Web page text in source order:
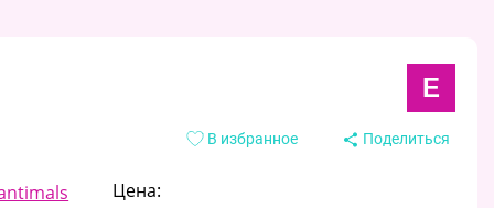
E
В избранное Поделиться
Цена: